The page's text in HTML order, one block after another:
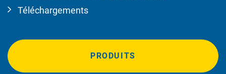
Téléchargements
PRODUITS